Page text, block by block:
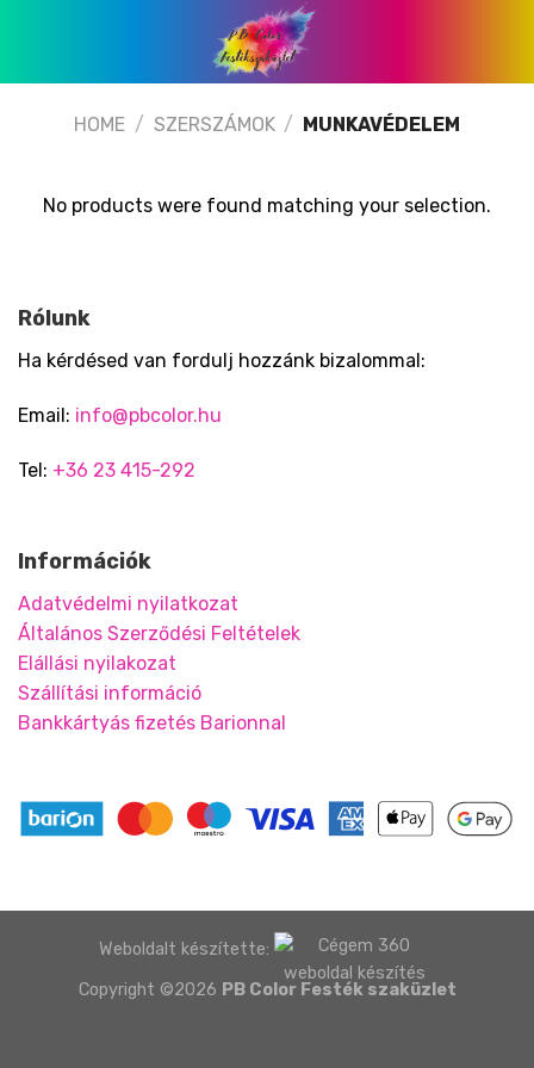
HOME / SZERSZÁMOK / MUNKAVÉDELEM
No products were found matching your selection.
Rólunk
Ha kérdésed van fordulj hozzánk bizalommal:
Email: info@pbcolor.hu
Tel: +36 23 415-292
Információk
Adatvédelmi nyilatkozat
Általános Szerződési Feltételek
Elállási nyilakozat
Szállítási információ
Bankkártyás fizetés Barionnal
Weboldalt készítette:
Copyright ©2026 PB Color Festék szaküzlet